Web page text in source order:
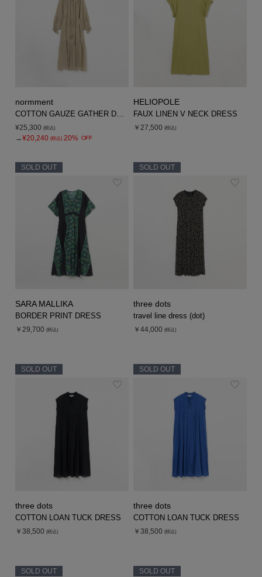
normment
COTTON GAUZE GATHER DRESS
¥25,300 (税込)
→¥20,240 (税込) 20% OFF
HELIOPOLE
FAUX LINEN V NECK DRESS
￥27,500 (税込)
SOLD OUT
SARA MALLIKA
BORDER PRINT DRESS
￥29,700 (税込)
SOLD OUT
three dots
travel line dress (dot)
￥44,000 (税込)
SOLD OUT
three dots
COTTON LOAN TUCK DRESS
￥38,500 (税込)
SOLD OUT
three dots
COTTON LOAN TUCK DRESS
￥38,500 (税込)
SOLD OUT SOLD OUT